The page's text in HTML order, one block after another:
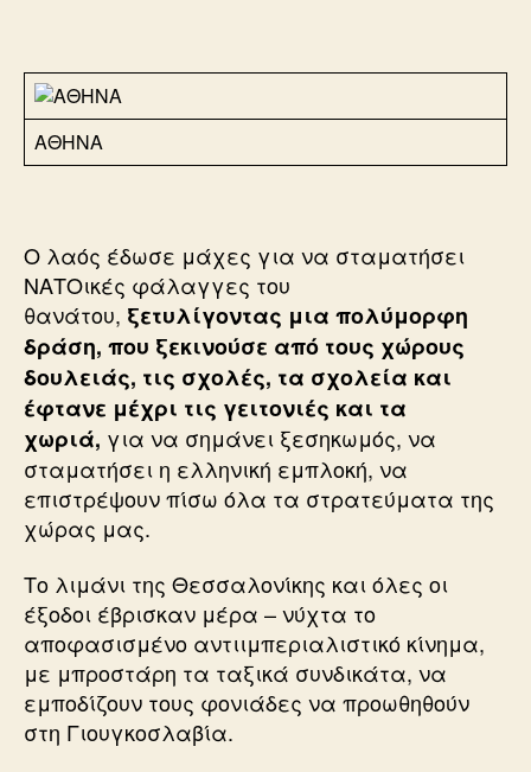
ΑΘΗΝΑ
Ο λαός έδωσε μάχες για να σταματήσει
ΝΑΤΟικές φάλαγγες του
θανάτου, ξετυλίγοντας μια πολύμορφη
δράση, που ξεκινούσε από τους χώρους
δουλειάς, τις σχολές, τα σχολεία και
έφτανε μέχρι τις γειτονιές και τα
χωριά, για να σημάνει ξεσηκωμός, να
σταματήσει η ελληνική εμπλοκή, να
επιστρέψουν πίσω όλα τα στρατεύματα της
χώρας μας.
Το λιμάνι της Θεσσαλονίκης και όλες οι
έξοδοι έβρισκαν μέρα – νύχτα το
αποφασισμένο αντιιμπεριαλιστικό κίνημα,
με μπροστάρη τα ταξικά συνδικάτα, να
εμποδίζουν τους φονιάδες να προωθηθούν
στη Γιουγκοσλαβία.